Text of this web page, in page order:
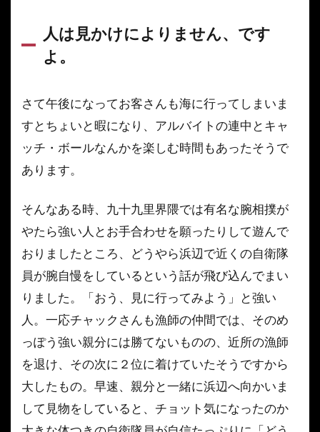
人は見かけによりません、です
よ。
さて午後になってお客さんも海に行ってしまいま
すとちょいと暇になり、アルバイトの連中とキャ
ッチ・ボールなんかを楽しむ時間もあったそうで
あります。
そんなある時、九十九里界隈では有名な腕相撲が
やたら強い人とお手合わせを願ったりして遊んで
おりましたところ、どうやら浜辺で近くの自衛隊
員が腕自慢をしているという話が飛び込んでまい
りました。「おう、見に行ってみよう」と強い
人。一応チャックさんも漁師の仲間では、そのめ
っぽう強い親分には勝てないものの、近所の漁師
を退け、その次に２位に着けていたそうですから
大したもの。早速、親分と一緒に浜辺へ向かいま
して見物をしていると、チョット気になったのか